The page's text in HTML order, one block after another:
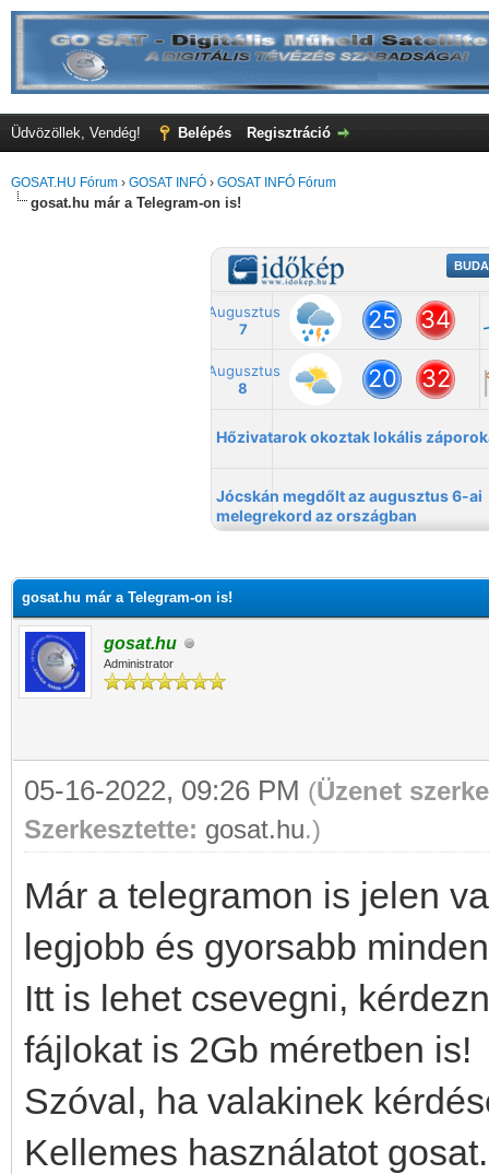
Üdvözöllek, Vendég! Belépés Regisztráció
GOSAT.HU Fórum › GOSAT INFÓ › GOSAT INFÓ Fórum
gosat.hu már a Telegram-on is!
gosat.hu már a Telegram-on is!
gosat.hu
Administrator
05-16-2022, 09:26 PM (Üzenet
Szerkesztette: gosat.hu.)
Már a telegramon is jelen
legjobb és gyorsabb
Itt is lehet csevegni,
fájlokat is 2Gb méretben is!
Szóval, ha valakinek
Kellemes használatot